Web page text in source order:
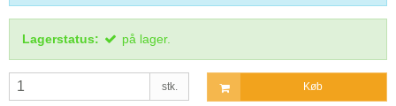
Lagerstatus: på lager.
stk. Køb